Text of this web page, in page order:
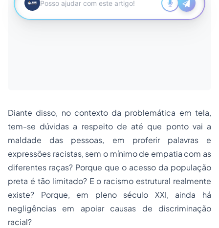
Diante disso, no contexto da problemática em tela,
tem-se dúvidas a respeito de até que ponto vai a
maldade das pessoas, em proferir palavras e
expressões racistas, sem o mínimo de empatia com as
diferentes raças? Porque que o acesso da população
preta é tão limitado? E o racismo estrutural realmente
existe? Porque, em pleno século XXI, ainda há
negligências em apoiar causas de discriminação
racial?